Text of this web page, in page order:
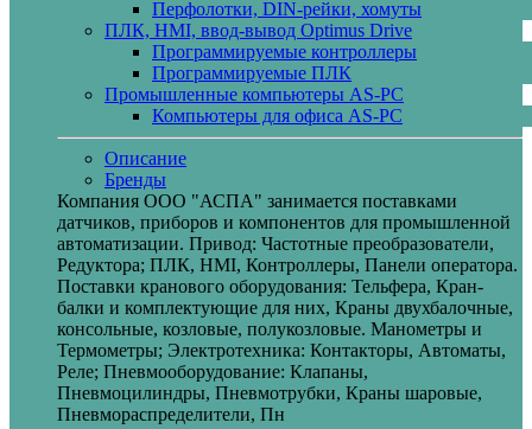
Перфолотки, DIN-рейки, хомуты
ПЛК, HMI, ввод-вывод Optimus Drive
Программируемые контроллеры
Программируемые ПЛК
Промышленные компьютеры AS-PC
Компьютеры для офиса AS-PC
Описание
Бренды
Компания ООО "АСПА" занимается поставками
датчиков, приборов и компонентов для промышленной
автоматизации. Привод: Частотные преобразователи,
Редуктора; ПЛК, HMI, Контроллеры, Панели оператора.
Поставки кранового оборудования: Тельфера, Кран-
балки и комплектующие для них, Краны двухбалочные,
консольные, козловые, полукозловые. Манометры и
Термометры; Электротехника: Контакторы, Автоматы,
Реле; Пневмооборудование: Клапаны,
Пневмоцилиндры, Пневмотрубки, Краны шаровые,
Пневмораспределители, Пн